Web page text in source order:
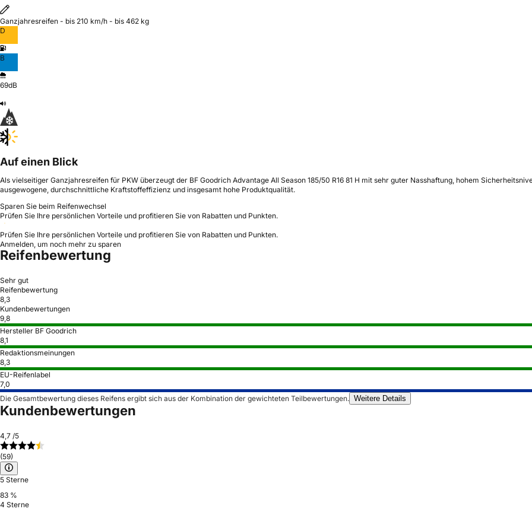
Ganzjahresreifen - bis 210 km/h - bis 462 kg
D
B
69dB
Auf einen Blick
Als vielseitiger Ganzjahresreifen für PKW überzeugt der BF Goodrich Advantage All Season 185/50 R16 81 H mit sehr guter Nasshaftung, hohem
ausgewogene, durchschnittliche Kraftstoffeffizienz und insgesamt hohe Produktqualität.
Sparen Sie beim Reifenwechsel
Prüfen Sie Ihre persönlichen Vorteile und profitieren Sie von Rabatten und Punkten.
Prüfen Sie Ihre persönlichen Vorteile und profitieren Sie von Rabatten und Punkten.
Anmelden, um noch mehr zu sparen
Reifenbewertung
Sehr gut
Reifenbewertung
8,3
Kundenbewertungen
9,8
Hersteller BF Goodrich
8,1
Redaktionsmeinungen
8,3
EU-Reifenlabel
7,0
Die Gesamtbewertung dieses Reifens ergibt sich aus der Kombination der gewichteten Teilbewertungen. Weitere Details
Kundenbewertungen
4,7 /5
(59)
5 Sterne
83 %
4 Sterne